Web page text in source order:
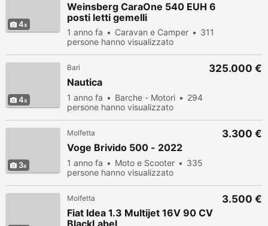
4
Weinsberg CaraOne 540 EUH 6
posti letti gemelli
1 anno fa Caravan e Camper
311
persone hanno visualizzato
4
Bari
Nautica
1 anno fa Barche - Motori
294
persone hanno visualizzato
325.000 €
3
Molfetta
Voge Brivido 500 - 2022
1 anno fa Moto e Scooter
335
persone hanno visualizzato
3.300 €
Molfetta
Fiat Idea 1.3 Multijet 16V 90 CV
BlackLabel
3.500 €